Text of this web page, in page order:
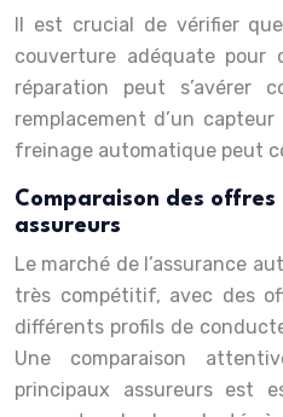
Il est crucial de vérifier
couverture adéquate pour
réparation peut s’avérer
remplacement d’un
freinage automatique peut
Comparaison des
assureurs
Le marché de l’assurance
très compétitif, avec des
différents profils de
Une comparaison
principaux assureurs est